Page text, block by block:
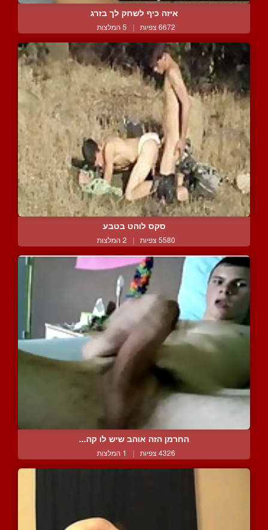
איזה כיף לשחק לך בזרג
6672 צפיות | 5 המלצות
סקס לוהט בטבע
5580 צפיות | 2 המלצות
החרמן הזה אוהב שיש לו קה...
4326 צפיות | 1 המלצות